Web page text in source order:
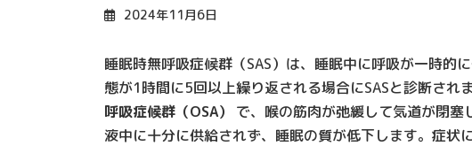
2024年11月6日
睡眠時無呼吸症候群（SAS）は、睡眠中に呼吸が一時的
態が1時間に5回以上繰り返される場合にSASと診断され
呼吸症候群（OSA）
で、喉の筋肉が弛緩して気道が閉
液中に十分に供給されず、睡眠の質が低下します。症状に